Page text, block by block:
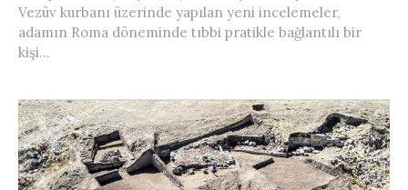
Vezüv kurbanı üzerinde yapılan yeni incelemeler,
adamın Roma döneminde tıbbi pratikle bağlantılı bir
kişi...